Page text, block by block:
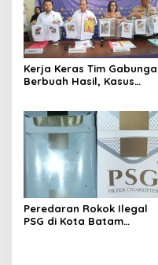
Kerja Keras Tim
Berbuah Hasil, Kasus
Peredaran Rokok Ilegal
PSG di Kota Batam